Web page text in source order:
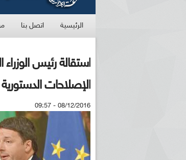
الرئيسية اتصل بنا
استقالة رئيس
الإصلاحات الدستورية
08/12/2016 - 09:57